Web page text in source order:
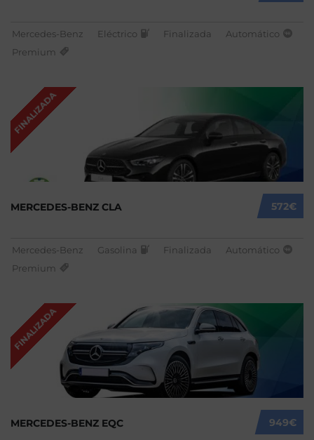
Mercedes-Benz Eléctrico Finalizada
Automático
Premium
FINALIZADA
572€
MERCEDES-BENZ CLA
Mercedes-Benz Gasolina Finalizada
Automático
Premium
FINALIZADA
949€
MERCEDES-BENZ EQC